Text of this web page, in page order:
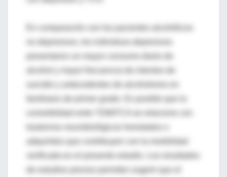
presentaron un mayor consumo diario de
alcohol y mayor frecuencia de intentos de
trastornos neurobiológicos heredados o
de estudios previos permiten sugerir que el